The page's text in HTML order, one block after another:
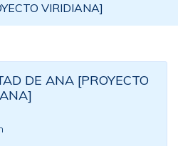
VIRIDIANA]
DE ANA [PROYECTO